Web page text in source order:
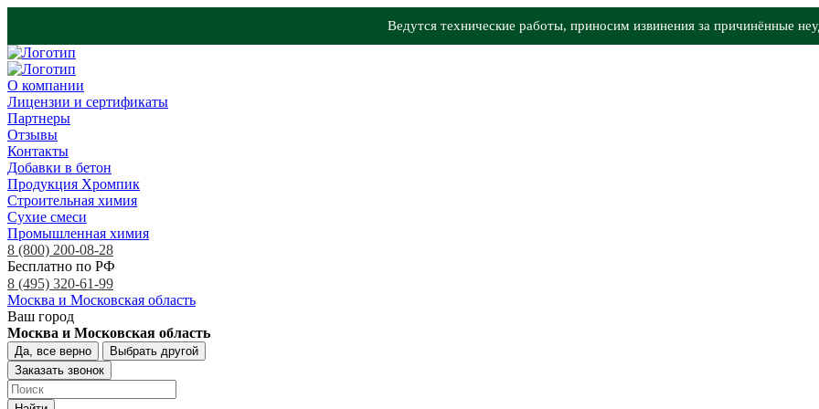
Ведутся технические работы, приносим извинения за причинённые
О компании
Лицензии и сертификаты
Партнеры
Отзывы
Контакты
Добавки в бетон
Продукция Хромпик
Строительная химия
Сухие смеси
Промышленная химия
8 (800) 200-08-28
Бесплатно по РФ
8 (495) 320-61-99
Москва и Московская область
Ваш город
Москва и Московская область
Да, все верно
Выбрать другой
Заказать звонок